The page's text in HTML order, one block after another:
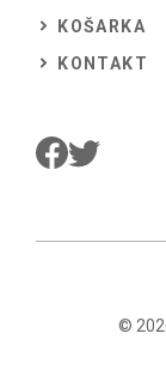
KOŠARKA
KONTAKT
©